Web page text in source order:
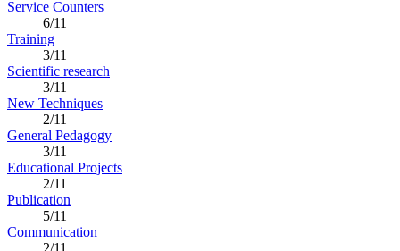
Service Counters
6/11
Training
3/11
Scientific research
3/11
New Techniques
2/11
General Pedagogy
3/11
Educational Projects
2/11
Publication
5/11
Communication
2/11